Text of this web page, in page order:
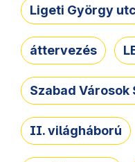
Ligeti György
áttervezés
Szabad Városok
II. világháború